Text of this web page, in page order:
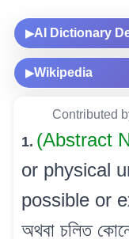
▶AI Dictionary
▶Wikipedia
Contributed
1. (Abstract
or physical
possible or
অথবা চলিত